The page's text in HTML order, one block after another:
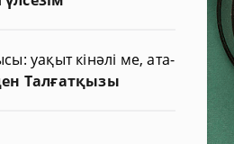
уақыт кінәлі ме, ата-
Талғатқызы